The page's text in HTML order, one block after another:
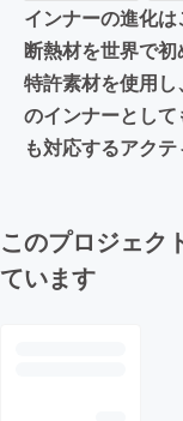
インナーの進化
断熱材を世界で
特許素材を使用
のインナーとし
も対応するアク
このプロジェク
ています